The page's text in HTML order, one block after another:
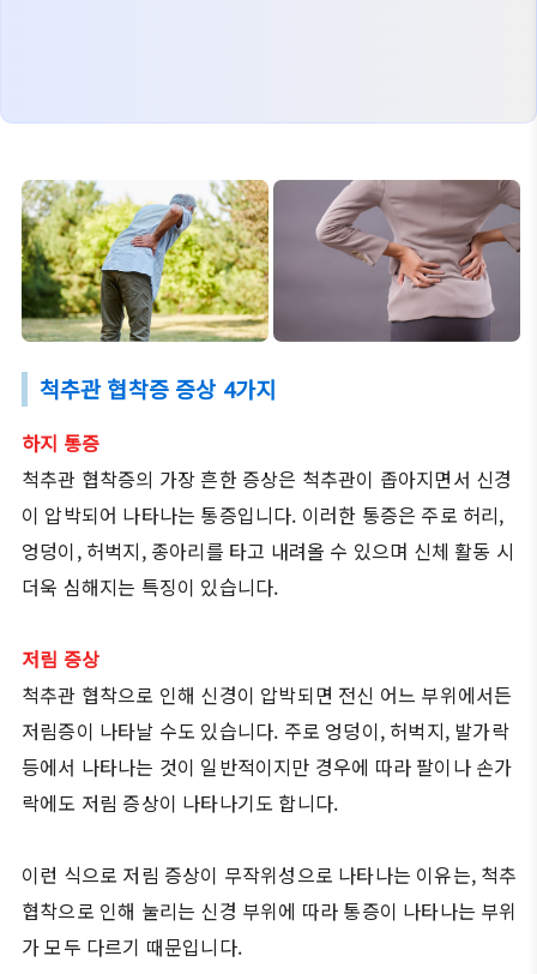
척추관 협착증 증상 4가지
하지 통증
척추관 협착증의 가장 흔한 증상은 척추관이 좁아지면서 신경
이 압박되어 나타나는 통증입니다. 이러한 통증은 주로 허리,
엉덩이, 허벅지, 종아리를 타고 내려올 수 있으며 신체 활동 시
더욱 심해지는 특징이 있습니다.
저림 증상
척추관 협착으로 인해 신경이 압박되면 전신 어느 부위에서든
저림증이 나타날 수도 있습니다. 주로 엉덩이, 허벅지, 발가락
등에서 나타나는 것이 일반적이지만 경우에 따라 팔이나 손가
락에도 저림 증상이 나타나기도 합니다.
이런 식으로 저림 증상이 무작위성으로 나타나는 이유는, 척추
협착으로 인해 눌리는 신경 부위에 따라 통증이 나타나는 부위
가 모두 다르기 때문입니다.